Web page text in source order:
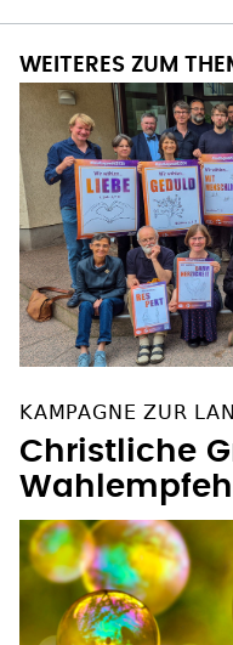
WEITERES ZUM
KAMPAGNE ZUR
Christliche